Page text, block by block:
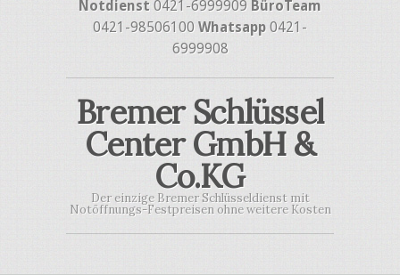
Notdienst 0421-6999909 BüroTeam
0421-98506100 Whatsapp 0421-
6999908
Bremer Schlüssel
Center GmbH &
Co.KG
Der einzige Bremer Schlüsseldienst mit
Notöffnungs-Festpreisen ohne weitere Kosten